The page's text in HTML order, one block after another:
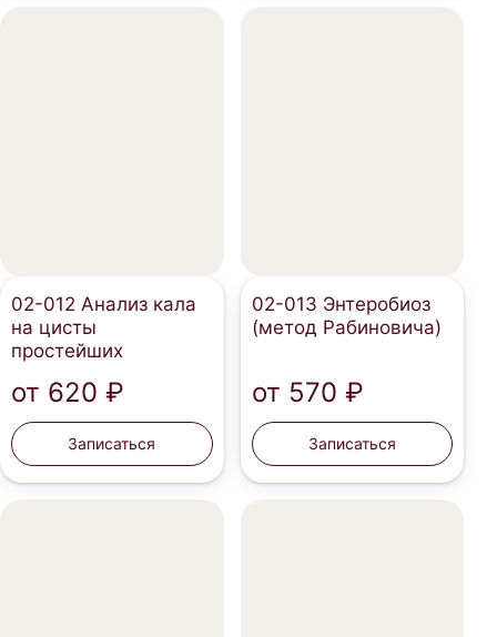
02-012 Анализ кала
на цисты
простейших
от 620 ₽
Записаться
02-013 Энтеробиоз
(метод Рабиновича)
от 570 ₽
Записаться